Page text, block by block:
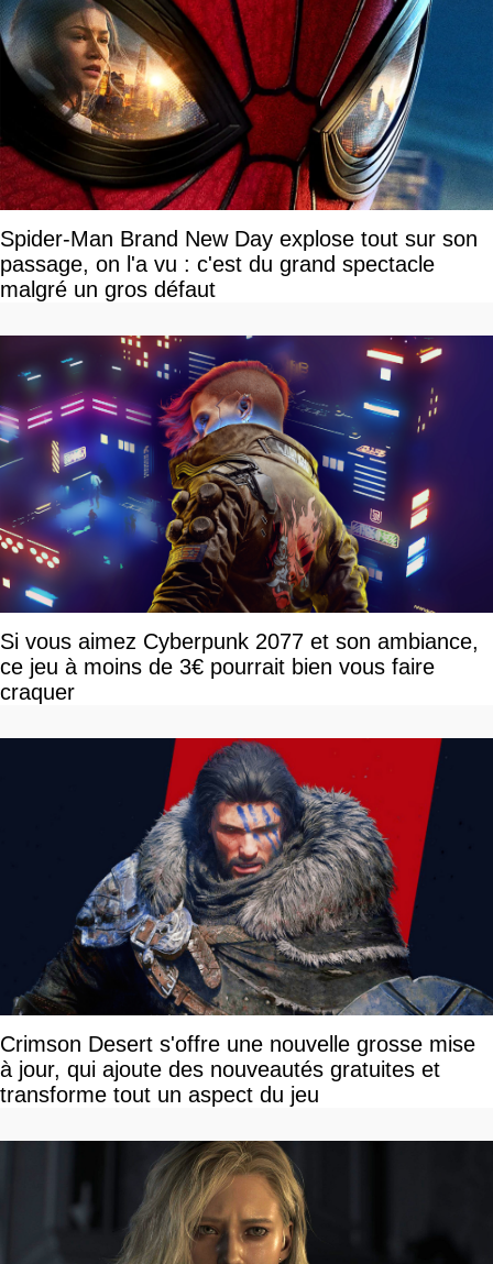
Spider-Man Brand New Day explose tout sur son
passage, on l'a vu : c'est du grand spectacle
malgré un gros défaut
Si vous aimez Cyberpunk 2077 et son ambiance,
ce jeu à moins de 3€ pourrait bien vous faire
craquer
Crimson Desert s'offre une nouvelle grosse mise
à jour, qui ajoute des nouveautés gratuites et
transforme tout un aspect du jeu